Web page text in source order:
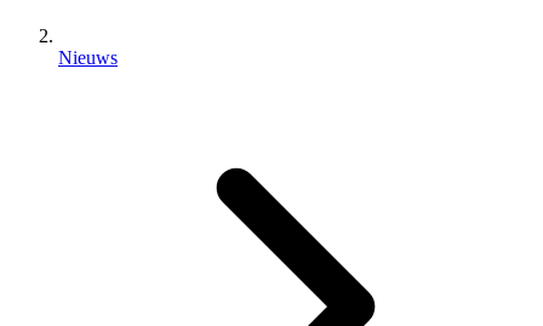
Nieuws